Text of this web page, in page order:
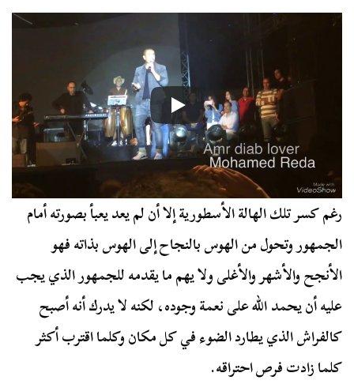
رغم كسر تلك الهالة الأسطورية إلا أن لم يعد يعبأ بصورته أمام
الجمهور وتحول من الهوس بالنجاح إلى الهوس بذاته فهو
الأنجح والأشهر والأغلى ولا يهم ما يقدمه للجمهور الذي يجب
عليه أن يحمد الله على نعمة وجوده، لكنه لا يدرك أنه أصبح
كالفراش الذي يطارد الضوء في كل مكان وكلما اقترب أكثر
كلما زادت فرص احتراقه.